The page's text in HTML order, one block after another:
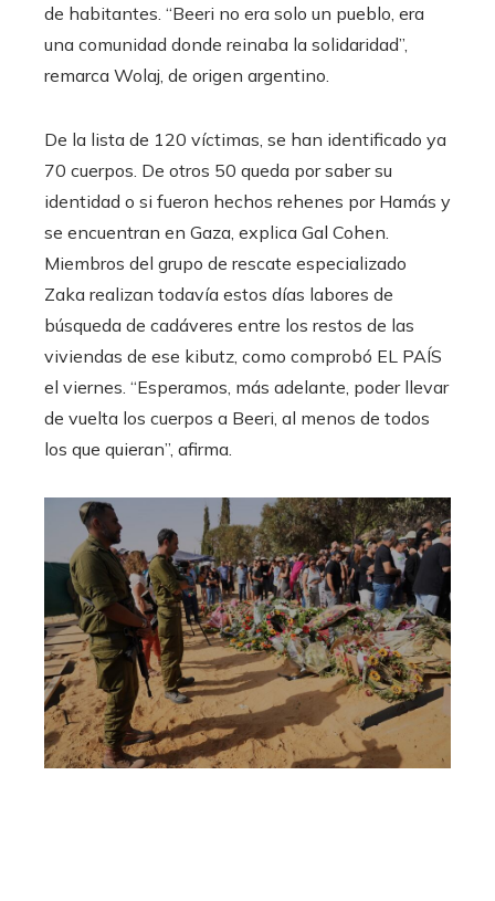
de habitantes. “Beeri no era solo un pueblo, era
una comunidad donde reinaba la solidaridad”,
remarca Wolaj, de origen argentino.
De la lista de 120 víctimas, se han identificado ya
70 cuerpos. De otros 50 queda por saber su
identidad o si fueron hechos rehenes por Hamás y
se encuentran en Gaza, explica Gal Cohen.
Miembros del grupo de rescate especializado
Zaka realizan todavía estos días labores de
búsqueda de cadáveres entre los restos de las
viviendas de ese kibutz, como comprobó EL PAÍS
el viernes. “Esperamos, más adelante, poder llevar
de vuelta los cuerpos a Beeri, al menos de todos
los que quieran”, afirma.